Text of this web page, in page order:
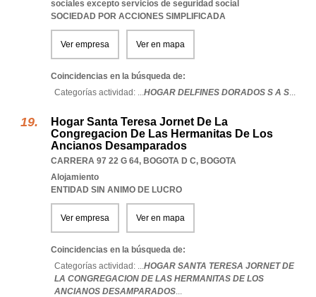
sociales excepto servicios de seguridad social
SOCIEDAD POR ACCIONES SIMPLIFICADA
Ver empresa Ver en mapa
Coincidencias en la búsqueda de:
Categorías actividad: ...HOGAR DELFINES DORADOS S A S...
Hogar Santa Teresa Jornet De La
Congregacion De Las Hermanitas De Los
Ancianos Desamparados
CARRERA 97 22 G 64, BOGOTA D C, BOGOTA
Alojamiento
ENTIDAD SIN ANIMO DE LUCRO
Ver empresa Ver en mapa
Coincidencias en la búsqueda de:
Categorías actividad: ...HOGAR SANTA TERESA JORNET DE
LA CONGREGACION DE LAS HERMANITAS DE LOS
ANCIANOS DESAMPARADOS...